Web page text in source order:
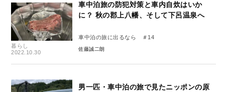
暮らし
2022.10.30
車中泊旅の防犯対策と車内自炊はいか
に？ 秋の郡上八幡、そして下呂温泉へ
車中泊の旅に出るなら ＃14
佐藤誠二朗
男一匹・車中泊の旅で見たニッポンの原